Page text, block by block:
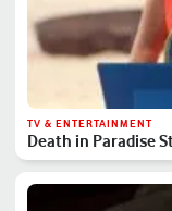
TV & ENTERTAINMENT
Death in Paradise